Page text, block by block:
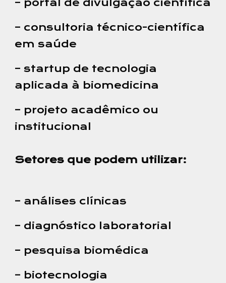
– portal de divulgação científica
– consultoria técnico-científica
em saúde
– startup de tecnologia
aplicada à biomedicina
– projeto acadêmico ou
institucional
Setores que podem utilizar:
– análises clínicas
– diagnóstico laboratorial
– pesquisa biomédica
– biotecnologia